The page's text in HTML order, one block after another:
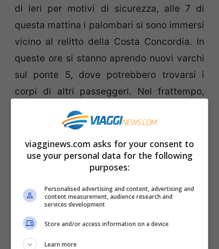
di ieri per motivi di sicurezza, alle 7 di
questa mattina i palombari si sono immersi
vicino al relitto della Costa Concordia. In
queste ore si stanno aprendo nuovi varchi
sul ponte 5, dove potrebbero trovarsi i
corpi di altri passeggeri. Nel frattempo,
stanno per iniziare le operazioni si
svuotamento del carburante che si trova
ancora nella nave. I movimenti della nave,
che ieri avevano impedito a chiunque di
immergersi, si sono placati, tuttavia è
stato proposto di ancorare il relitto al
fondale per impedire che scivoli ad una
profondità che renderebbe ogni
operazione del tutto problematica.
viagginews.com asks for your consent to
use your personal data for the following
purposes:
Personalised advertising and content, advertising and
content measurement, audience research and
services development
Store and/or access information on a device
Learn more